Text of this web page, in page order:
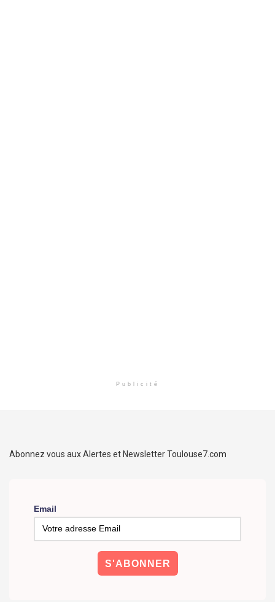
Publicité
Abonnez vous aux Alertes et Newsletter Toulouse7.com
Email